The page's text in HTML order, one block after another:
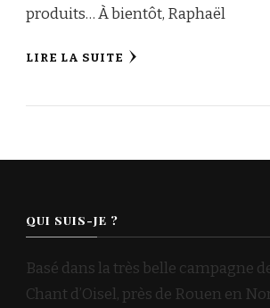
produits… À bientôt, Raphaël
LIRE LA SUITE
QUI SUIS-JE ?
Basé dans la très belle campagne
Chant d’Oisel, près de Rouen en